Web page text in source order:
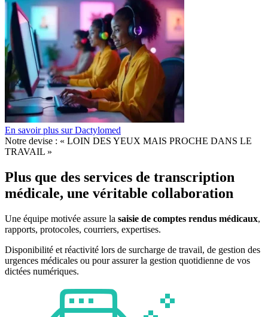
En savoir plus sur Dactylomed
Notre devise : « LOIN DES YEUX MAIS PROCHE DANS LE
TRAVAIL »
Plus que des services de transcription
médicale, une véritable collaboration
Une équipe motivée assure la saisie de comptes rendus médicaux,
rapports, protocoles, courriers, expertises.
Disponibilité et réactivité lors de surcharge de travail, de gestion des
urgences médicales ou pour assurer la gestion quotidienne de vos
dictées numériques.